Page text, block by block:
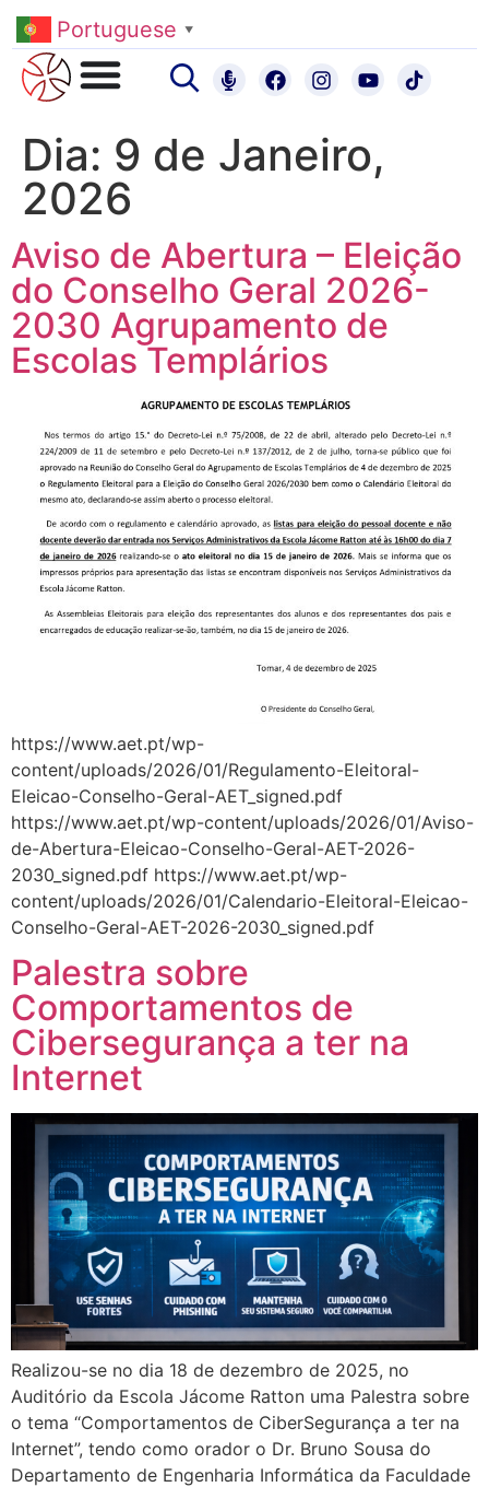
Portuguese ▼
Dia: 9 de Janeiro,
2026
Aviso de Abertura – Eleição
do Conselho Geral 2026-
2030 Agrupamento de
Escolas Templários
https://www.aet.pt/wp-
content/uploads/2026/01/Regulamento-Eleitoral-
Eleicao-Conselho-Geral-AET_signed.pdf
https://www.aet.pt/wp-content/uploads/2026/01/Aviso-
de-Abertura-Eleicao-Conselho-Geral-AET-2026-
2030_signed.pdf https://www.aet.pt/wp-
content/uploads/2026/01/Calendario-Eleitoral-Eleicao-
Conselho-Geral-AET-2026-2030_signed.pdf
Palestra sobre
Comportamentos de
Cibersegurança a ter na
Internet
Realizou-se no dia 18 de dezembro de 2025, no
Auditório da Escola Jácome Ratton uma Palestra sobre
o tema “Comportamentos de CiberSegurança a ter na
Internet”, tendo como orador o Dr. Bruno Sousa do
Departamento de Engenharia Informática da Faculdade